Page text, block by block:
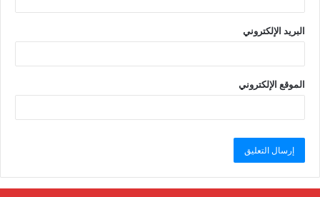
البريد الإلكتروني
الموقع الإلكتروني